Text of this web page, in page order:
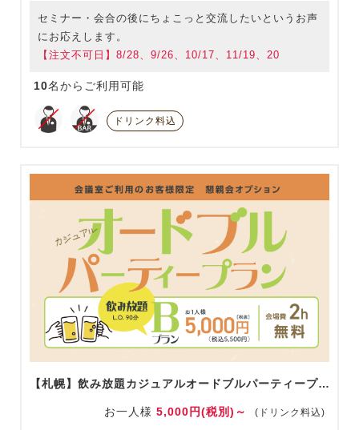
セミナー・会合の後にちょこっと交流したいというお声
にお応えします。
【注文不可日】8/28、9/26、10/17、11/19、20
10名からご利用可能
ドリンク料込
【札幌】飲み放題カジュアルオードブルパーティープランB
お一人様 5,000円(税別)～ (ドリンク料込)